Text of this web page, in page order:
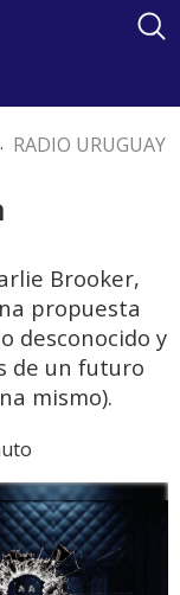
. RADIO URUGUAY
Brooker,
propuesta
desconocido y
de un futuro
mismo).